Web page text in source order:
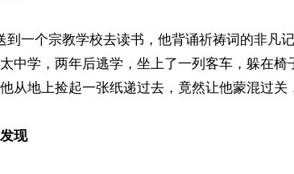
到一个宗教学校去读书，他背诵祈祷词的非凡
中学，两年后逃学，坐上了一列客车，躲在
从地上捡起一张纸递过去，竟然让他蒙混过关
现